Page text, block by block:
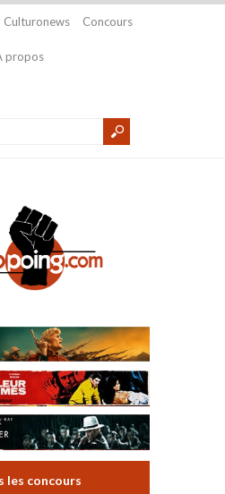
Culturonews Concours
propos
les concours